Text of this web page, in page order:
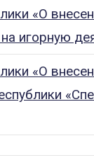
«О
игорную
«О